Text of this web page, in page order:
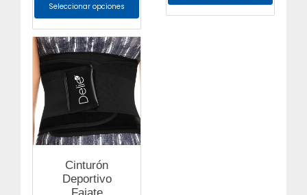
Seleccionar opciones
Cinturón
Deportivo
Fajate